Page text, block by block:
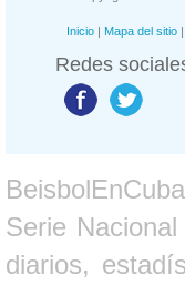
Inicio | Mapa del sitio |
Redes
Serie
diarios,